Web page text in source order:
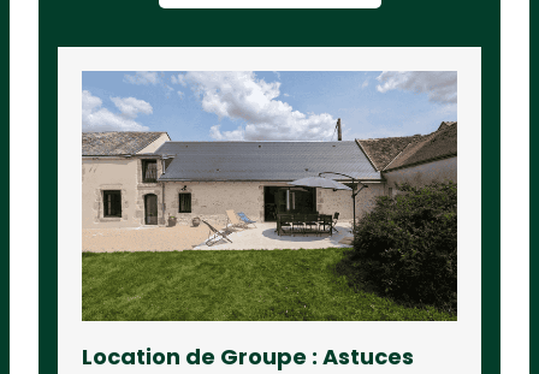
Location de Groupe : Astuces